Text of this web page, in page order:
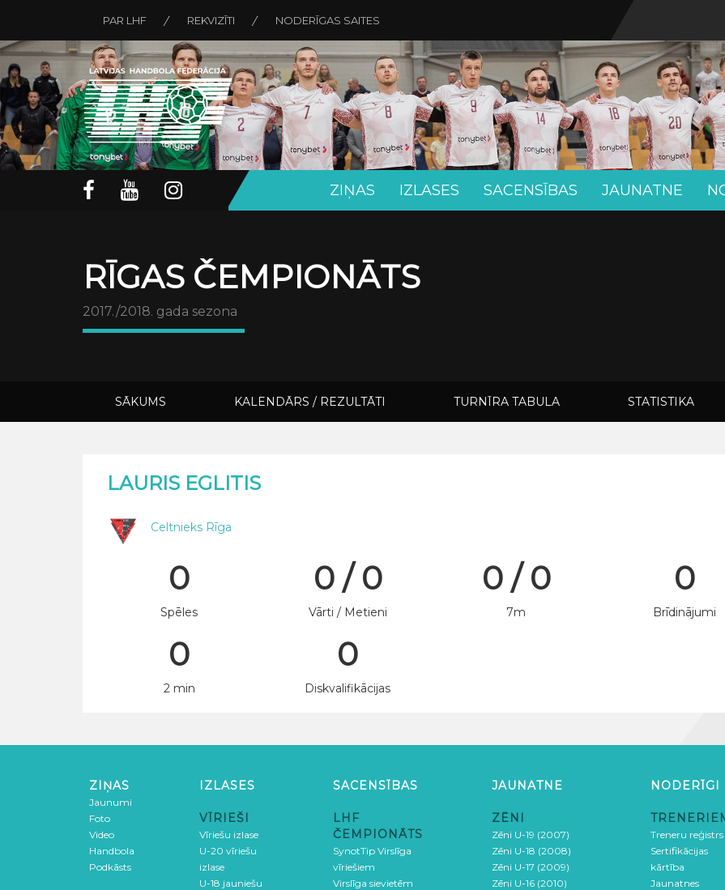
PAR LHF REKVIZĪTI NODERĪGAS SAITES
ZIŅAS IZLASES SACENSĪBAS JAUNATNE
RĪGAS ČEMPIONĀTS
2017./2018. gada sezona
SĀKUMS KALENDĀRS / REZULTĀTI TURNĪRA TABULA STATISTIKA
LAURIS EGLITIS
Celtnieks Rīga
0
Spēles
0 / 0
Vārti / Metieni
0 / 0
7m
0
Brīdinājumi
0
2 min
0
Diskvalifikācijas
ZIŅAS
Jaunumi
Foto
Video
Handbola
Podkāsts
IZLASES
VĪRIEŠI
Vīriešu izlase
U-20 vīriešu
izlase
U-18 jauniešu
SACENSĪBAS
LHF
ČEMPIONĀTS
SynotTip Virslīga
vīriešiem
Virslīga sievietēm
JAUNATNE
ZĒNI
Zēni U-19 (2007)
Zēni U-18 (2008)
Zēni U-17 (2009)
Zēni U-16 (2010)
NODERĪGI
Treneru reģistrs
Sertifikācijas
kārtība
Jaunatnes